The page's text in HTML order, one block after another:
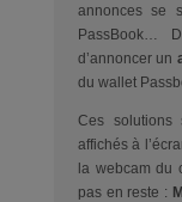
annonces se
PassBook…
d’annoncer un
du wallet
Ces solutions
affichés à
la webcam du
pas en reste :